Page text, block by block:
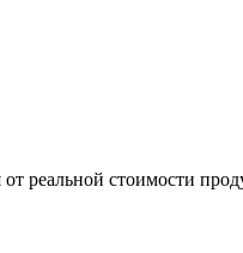
реальной стоимости